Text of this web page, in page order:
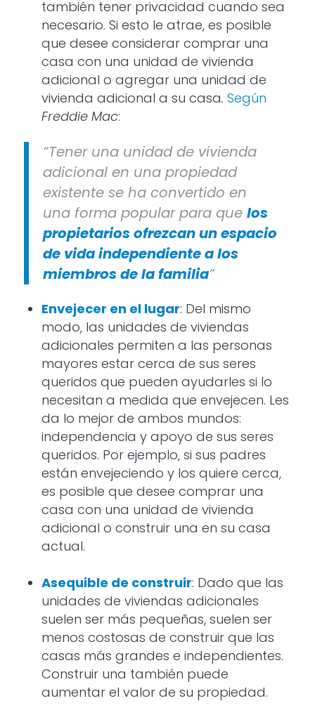
también tener privacidad cuando sea
necesario. Si esto le atrae, es posible
que desee considerar comprar una
casa con una unidad de vivienda
adicional o agregar una unidad de
vivienda adicional a su casa. Según
Freddie Mac:
“Tener una unidad de vivienda
adicional en una propiedad
existente se ha convertido en
una forma popular para que los
propietarios ofrezcan un espacio
de vida independiente a los
miembros de la familia”
Envejecer en el lugar: Del mismo
modo, las unidades de viviendas
adicionales permiten a las personas
mayores estar cerca de sus seres
queridos que pueden ayudarles si lo
necesitan a medida que envejecen. Les
da lo mejor de ambos mundos:
independencia y apoyo de sus seres
queridos. Por ejemplo, si sus padres
están envejeciendo y los quiere cerca,
es posible que desee comprar una
casa con una unidad de vivienda
adicional o construir una en su casa
actual.
Asequible de construir: Dado que las
unidades de viviendas adicionales
suelen ser más pequeñas, suelen ser
menos costosas de construir que las
casas más grandes e independientes.
Construir una también puede
aumentar el valor de su propiedad.